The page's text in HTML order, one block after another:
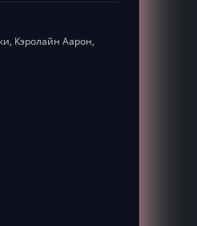
Кэролайн Аарон,